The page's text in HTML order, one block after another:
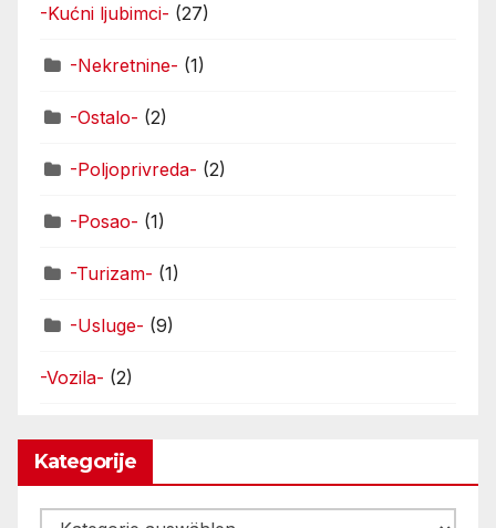
-Kućni ljubimci- (27)
-Nekretnine- (1)
-Ostalo- (2)
-Poljoprivreda- (2)
-Posao- (1)
-Turizam- (1)
-Usluge- (9)
-Vozila- (2)
Kategorije